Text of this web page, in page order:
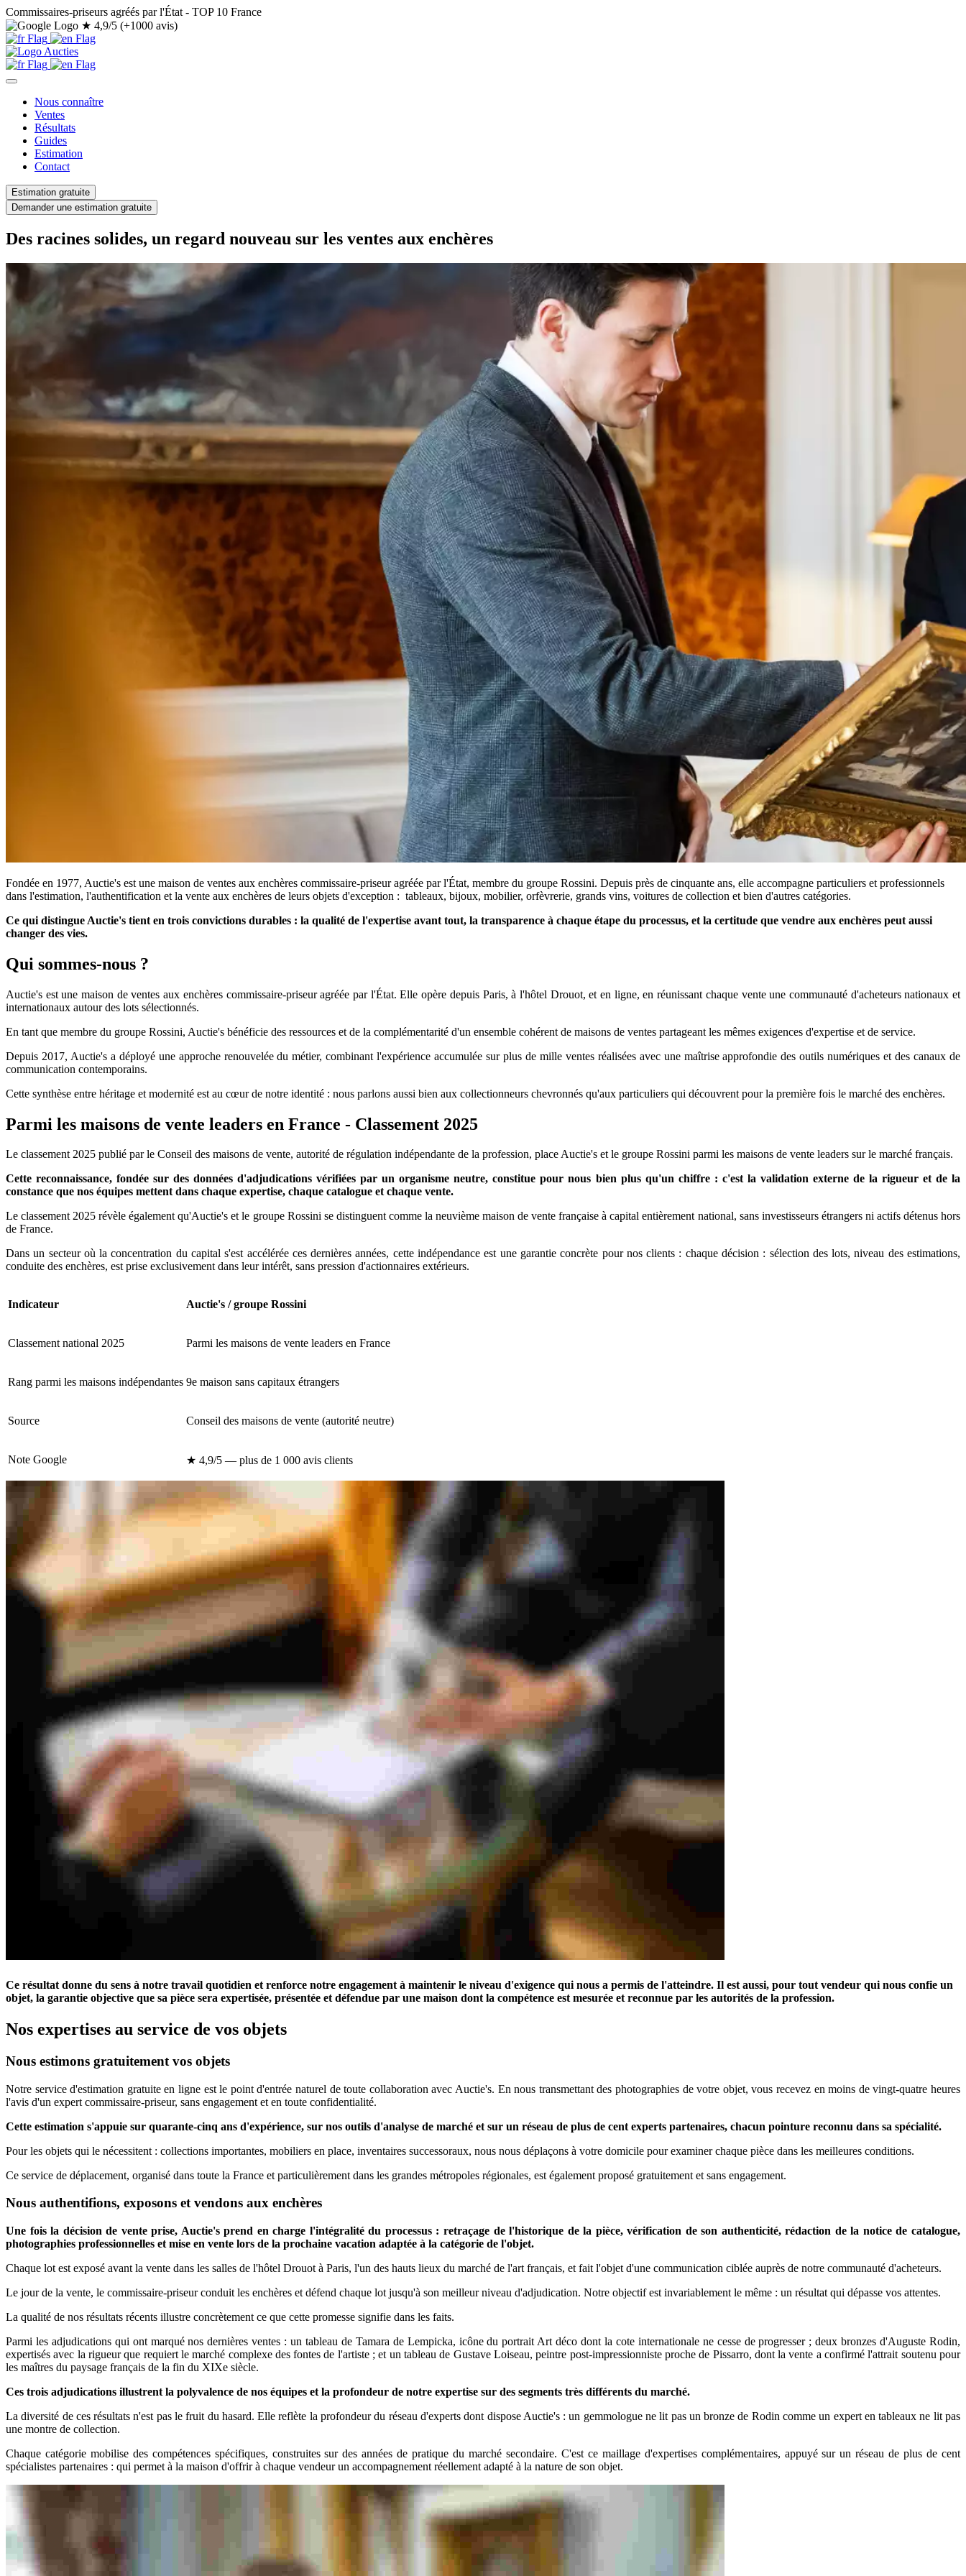
Commissaires-priseurs agréés par l'État - TOP 10 France
★ 4,9/5 (+1000 avis)
Nous connaître
Ventes
Résultats
Guides
Estimation
Contact
Estimation gratuite
Demander une estimation gratuite
Des racines solides, un regard nouveau sur les ventes aux enchères
Fondée en 1977, Auctie's est une maison de ventes aux enchères commissaire-priseur agréée par l'État, membre du groupe Rossini. Depuis près de cinquante ans, elle accompagne particuliers et professionnels
dans l'estimation, l'authentification et la vente aux enchères de leurs objets d'exception : tableaux, bijoux, mobilier, orfèvrerie, grands vins, voitures de collection et bien d'autres catégories.
Ce qui distingue Auctie's tient en trois convictions durables : la qualité de l'expertise avant tout, la transparence à chaque étape du processus, et la certitude que vendre aux enchères peut aussi
changer des vies.
Qui sommes-nous ?
Auctie's est une maison de ventes aux enchères commissaire-priseur agréée par l'État. Elle opère depuis Paris, à l'hôtel Drouot, et en ligne, en réunissant chaque vente une communauté d'acheteurs nationaux et
internationaux autour des lots sélectionnés.
En tant que membre du groupe Rossini, Auctie's bénéficie des ressources et de la complémentarité d'un ensemble cohérent de maisons de ventes partageant les mêmes exigences d'expertise et de service.
Depuis 2017, Auctie's a déployé une approche renouvelée du métier, combinant l'expérience accumulée sur plus de mille ventes réalisées avec une maîtrise approfondie des outils numériques et des canaux de
communication contemporains.
Cette synthèse entre héritage et modernité est au cœur de notre identité : nous parlons aussi bien aux collectionneurs chevronnés qu'aux particuliers qui découvrent pour la première fois le marché des enchères.
Parmi les maisons de vente leaders en France - Classement 2025
Le classement 2025 publié par le Conseil des maisons de vente, autorité de régulation indépendante de la profession, place Auctie's et le groupe Rossini parmi les maisons de vente leaders sur le marché français.
Cette reconnaissance, fondée sur des données d'adjudications vérifiées par un organisme neutre, constitue pour nous bien plus qu'un chiffre : c'est la validation externe de la rigueur et de la
constance que nos équipes mettent dans chaque expertise, chaque catalogue et chaque vente.
Le classement 2025 révèle également qu'Auctie's et le groupe Rossini se distinguent comme la neuvième maison de vente française à capital entièrement national, sans investisseurs étrangers ni actifs détenus hors
de France.
Dans un secteur où la concentration du capital s'est accélérée ces dernières années, cette indépendance est une garantie concrète pour nos clients : chaque décision : sélection des lots, niveau des estimations,
conduite des enchères, est prise exclusivement dans leur intérêt, sans pression d'actionnaires extérieurs.
Indicateur Auctie's / groupe Rossini
Classement national 2025 Parmi les maisons de vente leaders en France
Rang parmi les maisons indépendantes 9e maison sans capitaux étrangers
Source Conseil des maisons de vente (autorité neutre)
Note Google ★ 4,9/5 — plus de 1 000 avis clients
Ce résultat donne du sens à notre travail quotidien et renforce notre engagement à maintenir le niveau d'exigence qui nous a permis de l'atteindre. Il est aussi, pour tout vendeur qui nous confie un
objet, la garantie objective que sa pièce sera expertisée, présentée et défendue par une maison dont la compétence est mesurée et reconnue par les autorités de la profession.
Nos expertises au service de vos objets
Nous estimons gratuitement vos objets
Notre service d'estimation gratuite en ligne est le point d'entrée naturel de toute collaboration avec Auctie's. En nous transmettant des photographies de votre objet, vous recevez en moins de vingt-quatre heures
l'avis d'un expert commissaire-priseur, sans engagement et en toute confidentialité.
Cette estimation s'appuie sur quarante-cinq ans d'expérience, sur nos outils d'analyse de marché et sur un réseau de plus de cent experts partenaires, chacun pointure reconnu dans sa spécialité.
Pour les objets qui le nécessitent : collections importantes, mobiliers en place, inventaires successoraux, nous nous déplaçons à votre domicile pour examiner chaque pièce dans les meilleures conditions.
Ce service de déplacement, organisé dans toute la France et particulièrement dans les grandes métropoles régionales, est également proposé gratuitement et sans engagement.
Nous authentifions, exposons et vendons aux enchères
Une fois la décision de vente prise, Auctie's prend en charge l'intégralité du processus : retraçage de l'historique de la pièce, vérification de son authenticité, rédaction de la notice de catalogue,
photographies professionnelles et mise en vente lors de la prochaine vacation adaptée à la catégorie de l'objet.
Chaque lot est exposé avant la vente dans les salles de l'hôtel Drouot à Paris, l'un des hauts lieux du marché de l'art français, et fait l'objet d'une communication ciblée auprès de notre communauté d'acheteurs.
Le jour de la vente, le commissaire-priseur conduit les enchères et défend chaque lot jusqu'à son meilleur niveau d'adjudication. Notre objectif est invariablement le même : un résultat qui dépasse vos attentes.
La qualité de nos résultats récents illustre concrètement ce que cette promesse signifie dans les faits.
Parmi les adjudications qui ont marqué nos dernières ventes : un tableau de Tamara de Lempicka, icône du portrait Art déco dont la cote internationale ne cesse de progresser ; deux bronzes d'Auguste Rodin,
expertisés avec la rigueur que requiert le marché complexe des fontes de l'artiste ; et un tableau de Gustave Loiseau, peintre post-impressionniste proche de Pissarro, dont la vente a confirmé l'attrait soutenu pour
les maîtres du paysage français de la fin du XIXe siècle.
Ces trois adjudications illustrent la polyvalence de nos équipes et la profondeur de notre expertise sur des segments très différents du marché.
La diversité de ces résultats n'est pas le fruit du hasard. Elle reflète la profondeur du réseau d'experts dont dispose Auctie's : un gemmologue ne lit pas un bronze de Rodin comme un expert en tableaux ne lit pas
une montre de collection.
Chaque catégorie mobilise des compétences spécifiques, construites sur des années de pratique du marché secondaire. C'est ce maillage d'expertises complémentaires, appuyé sur un réseau de plus de cent
spécialistes partenaires : qui permet à la maison d'offrir à chaque vendeur un accompagnement réellement adapté à la nature de son objet.